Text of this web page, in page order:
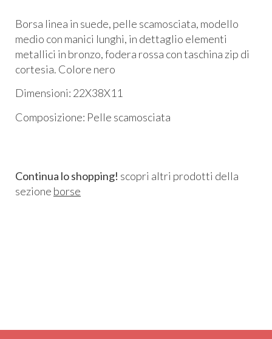
Borsa linea in suede, pelle scamosciata, modello
medio con manici lunghi, in dettaglio elementi
metallici in bronzo, fodera rossa con taschina zip di
cortesia. Colore nero
Dimensioni: 22X38X11
Composizione: Pelle scamosciata
Continua lo shopping! scopri altri prodotti della
sezione borse